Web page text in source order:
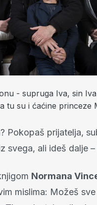
- supruga Iva, sin
tu su i ćaćine princeze
Pokopaš prijatelja,
svega, ali ideš dalje –
Normana
mislima: Možeš